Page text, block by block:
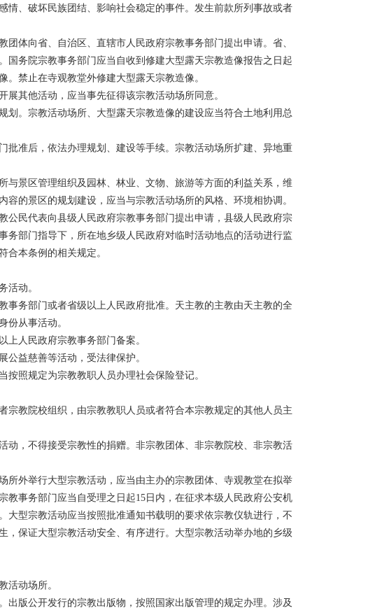
、破坏民族团结、影响社会稳定的事件。发生前款所列事故或者
体向省、自治区、直辖市人民政府宗教事务部门提出申请。省、
国务院宗教事务部门应当自收到修建大型露天宗教造像报告之日起
禁止在寺观教堂外修建大型露天宗教造像。
其他活动，应当事先征得该宗教活动场所同意。
。宗教活动场所、大型露天宗教造像的建设应当符合土地利用总
准后，依法办理规划、建设等手续。宗教活动场所扩建、异地重
景区管理组织及园林、林业、文物、旅游等方面的利益关系，维
的景区的规划建设，应当与宗教活动场所的风格、环境相协调。
民代表向县级人民政府宗教事务部门提出申请，县级人民政府宗
部门指导下，所在地乡级人民政府对临时活动地点的活动进行监
合本条例的相关规定。
活动。
事务部门或者省级以上人民政府批准。天主教的主教由天主教的全
份从事活动。
人民政府宗教事务部门备案。
益慈善等活动，受法律保护。
照规定为宗教教职人员办理社会保险登记。
教院校组织，由宗教教职人员或者符合本宗教规定的其他人员主
，不得接受宗教性的捐赠。非宗教团体、非宗教院校、非宗教活
外举行大型宗教活动，应当由主办的宗教团体、寺观教堂在拟举
事务部门应当自受理之日起15日内，在征求本级人民政府公安机
型宗教活动应当按照批准通知书载明的要求依宗教仪轨进行，不
保证大型宗教活动安全、有序进行。大型宗教活动举办地的乡级
动场所。
版公开发行的宗教出版物，按照国家出版管理的规定办理。涉及